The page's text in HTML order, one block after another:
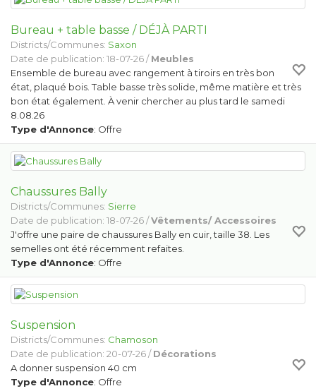
Bureau + table basse / DÉJÀ PARTI
Districts/Communes: Saxon
Date de publication: 18-07-26 /Meubles
Ensemble de bureau avec rangement à tiroirs en très bon
état, plaqué bois. Table basse très solide, même matière et très
bon état également. À venir chercher au plus tard le samedi
8.08.26
Type d'Annonce: Offre
Chaussures Bally
Districts/Communes: Sierre
Date de publication: 18-07-26 /Vêtements/ Accessoires
J'offre une paire de chaussures Bally en cuir, taille 38. Les
semelles ont été récemment refaites.
Type d'Annonce: Offre
Suspension
Districts/Communes: Chamoson
Date de publication: 20-07-26 /Décorations
A donner suspension 40 cm
Type d'Annonce: Offre